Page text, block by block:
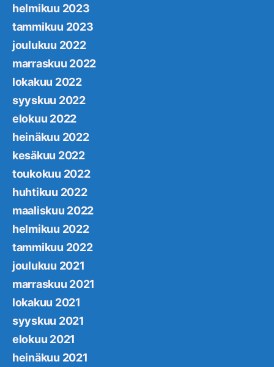
helmikuu 2023
tammikuu 2023
joulukuu 2022
marraskuu 2022
lokakuu 2022
syyskuu 2022
elokuu 2022
heinäkuu 2022
kesäkuu 2022
toukokuu 2022
huhtikuu 2022
maaliskuu 2022
helmikuu 2022
tammikuu 2022
joulukuu 2021
marraskuu 2021
lokakuu 2021
syyskuu 2021
elokuu 2021
heinäkuu 2021